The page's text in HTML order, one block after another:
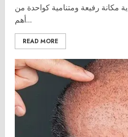
مكانة رفيعة ومتنامية كواحدة من
أهم...
READ MORE